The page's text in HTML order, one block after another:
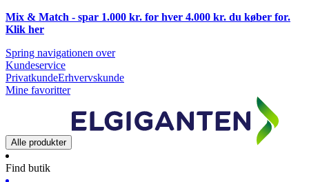
Mix & Match - spar 1.000 kr. for hver 4.000 kr. du køber for.
Klik her
Spring navigationen over
Kundeservice
PrivatkundeErhvervskunde
Mine favoritter
Alle produkter
Find butik